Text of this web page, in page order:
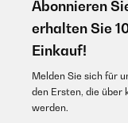
Abonnieren
erhalten Sie
Einkauf!
Melden Sie sich für
den Ersten, die über
werden.